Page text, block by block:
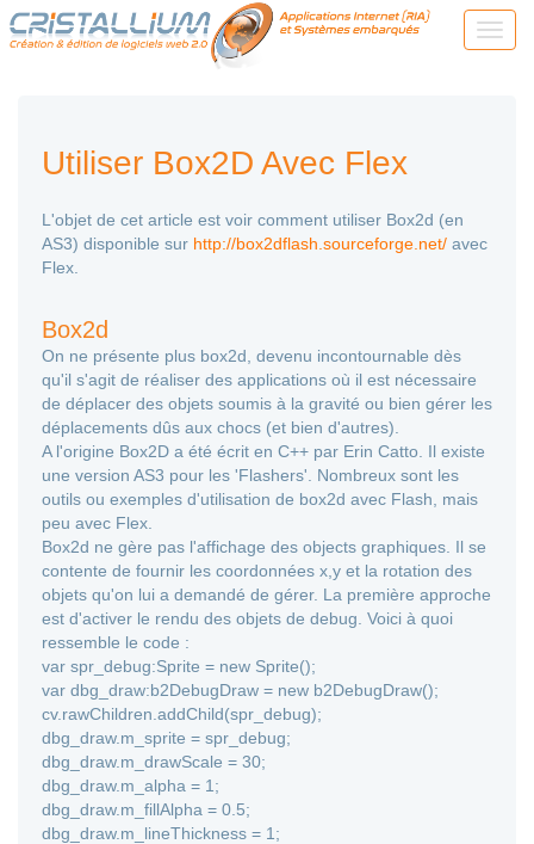
Utiliser Box2D Avec Flex
L'objet de cet article est voir comment utiliser Box2d (en
AS3) disponible sur http://box2dflash.sourceforge.net/ avec
Flex.
Box2d
On ne présente plus box2d, devenu incontournable dès
qu'il s'agit de réaliser des applications où il est nécessaire
de déplacer des objets soumis à la gravité ou bien gérer les
déplacements dûs aux chocs (et bien d'autres).
A l'origine Box2D a été écrit en C++ par Erin Catto. Il existe
une version AS3 pour les 'Flashers'. Nombreux sont les
outils ou exemples d'utilisation de box2d avec Flash, mais
peu avec Flex.
Box2d ne gère pas l'affichage des objects graphiques. Il se
contente de fournir les coordonnées x,y et la rotation des
objets qu'on lui a demandé de gérer. La première approche
est d'activer le rendu des objets de debug. Voici à quoi
ressemble le code :
var spr_debug:Sprite = new Sprite();
var dbg_draw:b2DebugDraw = new b2DebugDraw();
cv.rawChildren.addChild(spr_debug);
dbg_draw.m_sprite = spr_debug;
dbg_draw.m_drawScale = 30;
dbg_draw.m_alpha = 1;
dbg_draw.m_fillAlpha = 0.5;
dbg_draw.m_lineThickness = 1;